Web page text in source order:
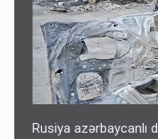
Rusiya azərbaycanlı